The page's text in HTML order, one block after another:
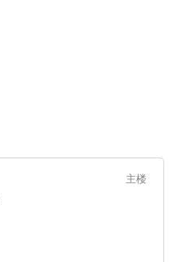
主楼